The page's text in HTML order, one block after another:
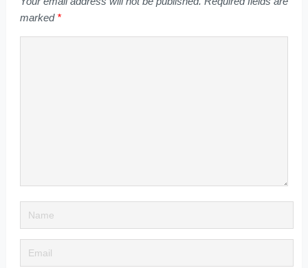
marked *